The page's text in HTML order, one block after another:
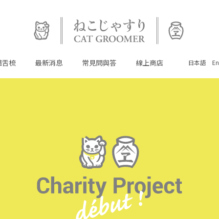
舌梳 最新消息 常見問與答 線上商店 日本語
#貓舌梳
最新消息
常見問與答
線上商店